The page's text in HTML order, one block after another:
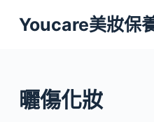
跳
至
內
容
Youcare美妝保
曬傷化妝